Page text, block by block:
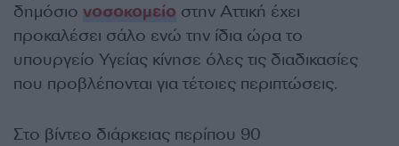
δημόσιο νοσοκομείο στην Αττική έχει
προκαλέσει σάλο ενώ την ίδια ώρα το
υπουργείο Υγείας κίνησε όλες τις διαδικασίες
που προβλέπονται για τέτοιες περιπτώσεις.
Στο βίντεο διάρκειας περίπου 90